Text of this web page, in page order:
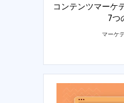
コンテンツマーケ
7つ
マーケ